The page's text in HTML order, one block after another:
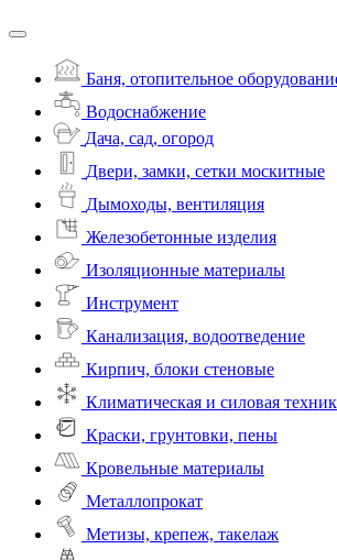
Баня, отопительное
Водоснабжение
Дача, сад, огород
Двери, замки, сетки москитные
Дымоходы, вентиляция
Железобетонные изделия
Изоляционные материалы
Инструмент
Канализация, водоотведение
Кирпич, блоки стеновые
Климатическая и силовая
Краски, грунтовки, пены
Кровельные материалы
Металлопрокат
Метизы, крепеж, такелаж